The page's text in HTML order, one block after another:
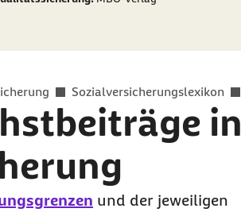
Sozialversicherungslexikon
in
und der jeweiligen